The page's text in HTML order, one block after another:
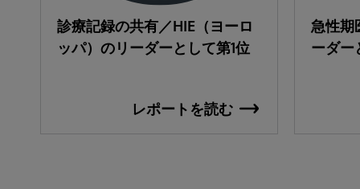
診療記録の共有／HIE（ヨーロ
ッパ）のリーダーとして第1位
レポートを読む
急性期
ーダー